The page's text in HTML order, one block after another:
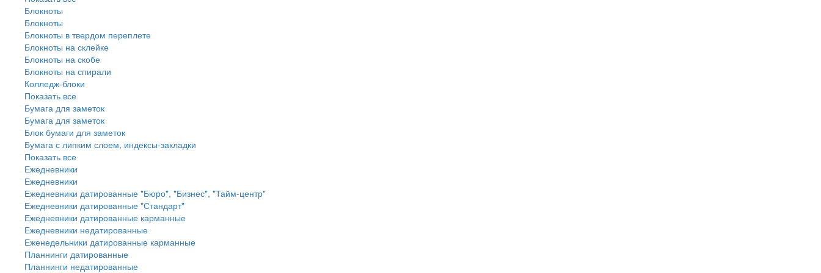
Блокноты
Блокноты
Блокноты в твердом переплете
Блокноты на склейке
Блокноты на скобе
Блокноты на спирали
Колледж-блоки
Показать все
Бумага для заметок
Бумага для заметок
Блок бумаги для заметок
Бумага с липким слоем, индексы-закладки
Показать все
Ежедневники
Ежедневники
Ежедневники датированные "Бюро", "Бизнес", "Тайм-центр"
Ежедневники датированные "Стандарт"
Ежедневники датированные карманные
Ежедневники недатированные
Еженедельники датированные карманные
Планнинги датированные
Планнинги недатированные